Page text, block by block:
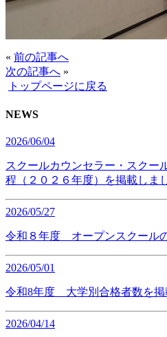
« 前の記事へ
次の記事へ »
トップページに戻る
NEWS
2026/06/04
スクールカウンセラー・スクー
程（２０２６年度）を掲載しま
2026/05/27
令和８年度 オープンスクール
2026/05/01
令和8年度 大学別合格者数を掲
2026/04/14